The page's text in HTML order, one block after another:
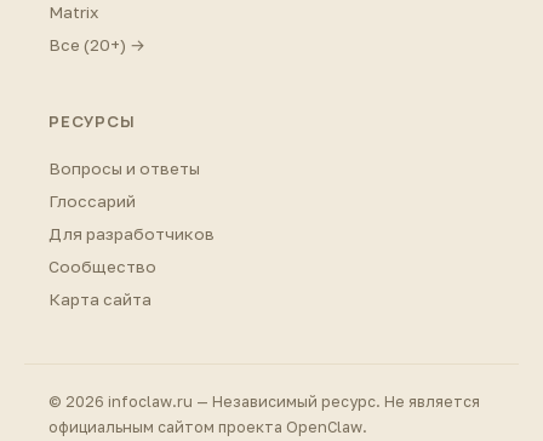
Matrix
Все (20+) →
РЕСУРСЫ
Вопросы и ответы
Глоссарий
Для разработчиков
Сообщество
Карта сайта
© 2026 infoclaw.ru — Независимый ресурс. Не является
официальным сайтом проекта OpenClaw.